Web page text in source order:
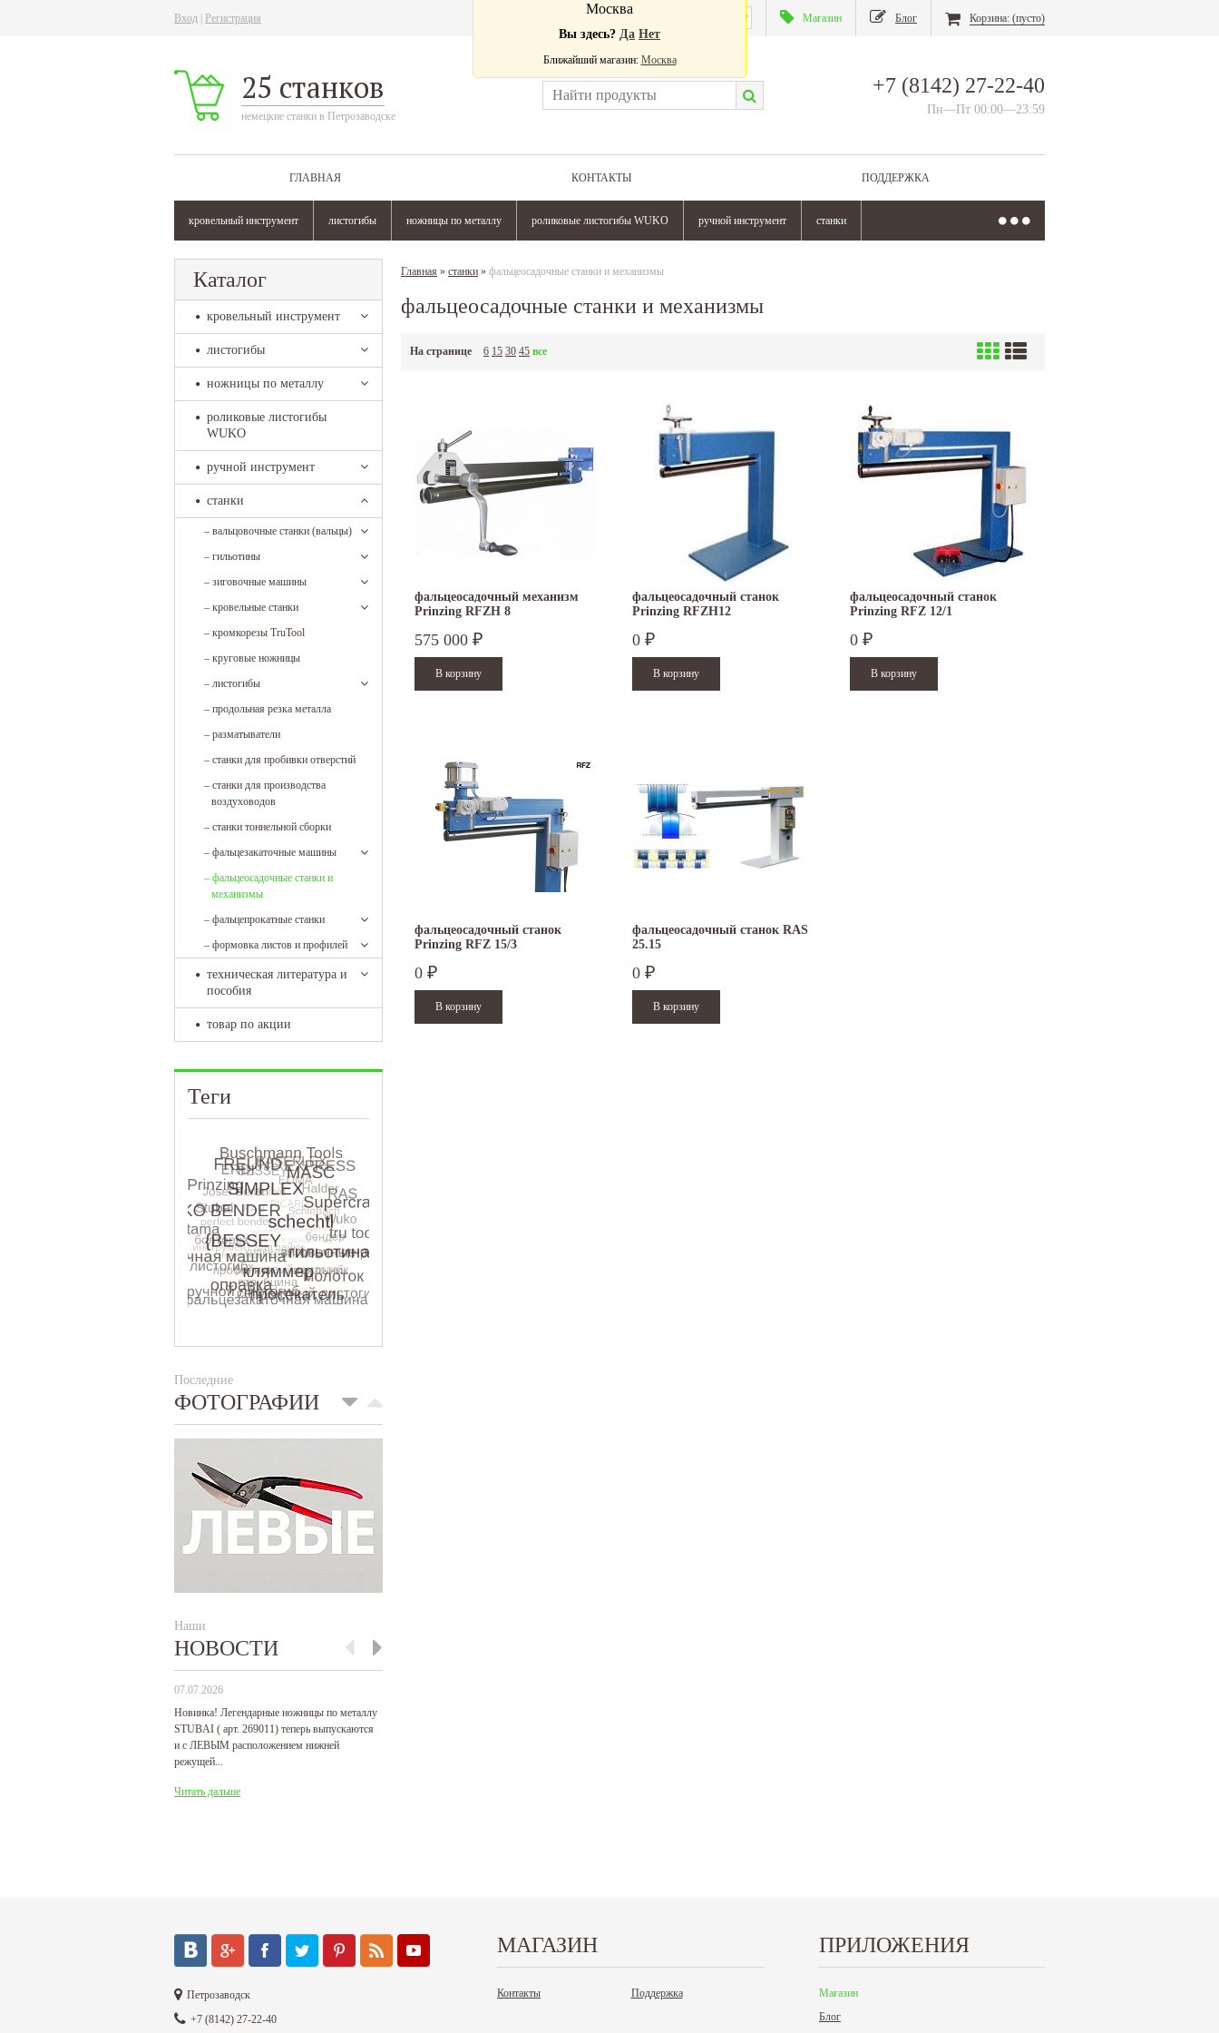
Вход Регистрация Магазин Блог Корзина: (пусто)
25 станков
немецкие станки в Петрозаводске
+7 (8142) 27-22-40
Пн—Пт 00:00—23:59
ГЛАВНАЯ КОНТАКТЫ ПОДДЕРЖКА
кровельный инструмент листогибы ножницы по металлу роликовые листогибы WUKO ручной инструмент станки
Москва
Вы здесь? Да Нет
Ближайший магазин: Москва
Каталог
кровельный инструмент
листогибы
ножницы по металлу
роликовые листогибы
WUKO
ручной инструмент
станки
– вальцовочные станки (вальцы)
– гильотины
– зиговочные машины
– кровельные станки
– кромкорезы TruTool
– круговые ножницы
– листогибы
– продольная резка металла
– разматыватели
– станки для пробивки отверстий
– станки для производства
воздуховодов
– станки тоннельной сборки
– фальцезакаточные машины
– фальцеосадочные станки и
механизмы
– фальцепрокатные станки
– формовка листов и профилей
техническая литература и
пособия
товар по акции
Теги
Последние
ФОТОГРАФИИ
Наши
НОВОСТИ
07.07.2026
Новинка! Легендарные ножницы по металлу
STUBAI ( арт. 269011) теперь выпускаются
и с ЛЕВЫМ расположением нижней
режущей...
Читать дальше
Главная » станки » фальцеосадочные станки и механизмы
фальцеосадочные станки и механизмы
На странице 6 15 30 45 все
фальцеосадочный механизм
Prinzing RFZH 8
575 000 ₽
фальцеосадочный станок
Prinzing RFZH12
0 ₽
фальцеосадочный станок
Prinzing RFZ 12/1
0 ₽
фальцеосадочный станок
Prinzing RFZ 15/3
0 ₽
фальцеосадочный станок RAS
25.15
0 ₽
Петрозаводск
+7 (8142) 27-22-40
МАГАЗИН
Контакты Поддержка
ПРИЛОЖЕНИЯ
Магазин
Блог